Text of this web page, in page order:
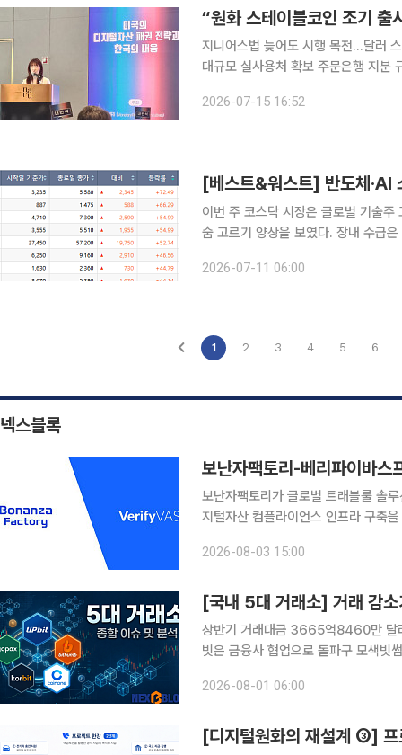
“원화 스테이블코인 조기
지니어스법 늦어도 시행 목전…달러
대규모 실사용처 확보 주문은행 지분
블코인 도입을 서둘러야 한다는 제언
2026-07-15 16:52
[베스트&워스트] 반도체·AI
이번 주 코스닥 시장은 글로벌 기술
숨 고르기 양상을 보였다. 장내 수급
가 보류 이슈가 잔존한 바이오 섹터는
2026-07-11 06:00
1 2 3 4 5 6
넥스블록
보난자팩토리-베리파이바스
보난자팩토리가 글로벌 트래블룰 솔
지털자산 컴플라이언스 인프라 구축을 위한
금세탁방지(AML), 고객확인 및 트래
2026-08-03 15:00
상반기 거래대금 3665억8460만 달
빗은 금융사 협업으로 돌파구 모색빗
다. 거래가 줄어드는 국면에서는 유동
2026-08-01 06:00